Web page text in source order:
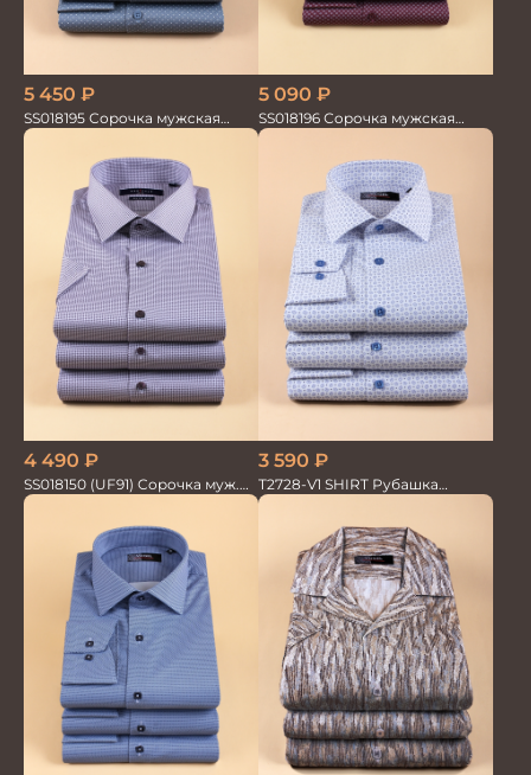
5 450 ₽
SS018195 Сорочка мужская
GROSTYLE PRIME
5 090 ₽
SS018196 Сорочка мужская
GROSTYLE PRIME
4 490 ₽
SS018150 (UF91) Сорочка муж.
кр.рук. GROSTYLE PRIME
3 590 ₽
T2728-V1 SHIRT Рубашка
мужская